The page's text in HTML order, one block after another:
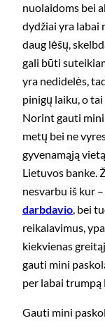
nuolaidoms bei
dydžiai yra labai
daug lėšų,
gali būti
yra nedidelės,
pinigų laiku, o
Norint gauti
metų bei ne
gyvenamąją
Lietuvos banke.
nesvarbu iš kur
darbdavio, bei
reikalavimus,
kiekvienas
gauti mini
per labai trumpą
Gauti mini